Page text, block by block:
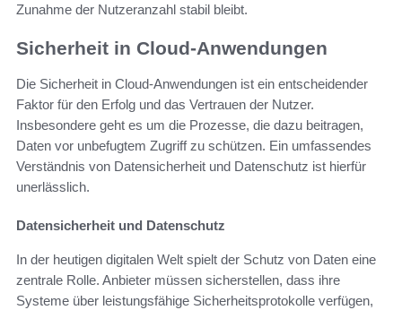
Zunahme der Nutzeranzahl stabil bleibt.
Sicherheit in Cloud-Anwendungen
Die Sicherheit in Cloud-Anwendungen ist ein entscheidender
Faktor für den Erfolg und das Vertrauen der Nutzer.
Insbesondere geht es um die Prozesse, die dazu beitragen,
Daten vor unbefugtem Zugriff zu schützen. Ein umfassendes
Verständnis von Datensicherheit und Datenschutz ist hierfür
unerlässlich.
Datensicherheit und Datenschutz
In der heutigen digitalen Welt spielt der Schutz von Daten eine
zentrale Rolle. Anbieter müssen sicherstellen, dass ihre
Systeme über leistungsfähige Sicherheitsprotokolle verfügen,